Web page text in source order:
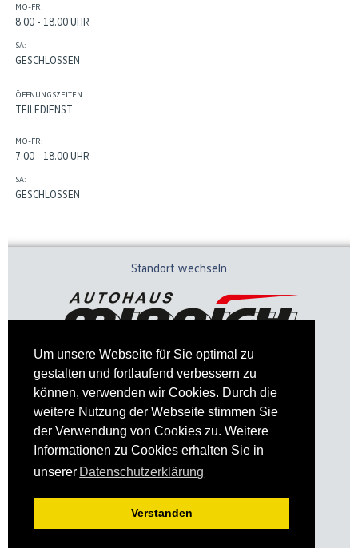
Um unsere Webseite für Sie optimal zu
gestalten und fortlaufend verbessern zu
können, verwenden wir Cookies. Durch die
weitere Nutzung der Webseite stimmen Sie
der Verwendung von Cookies zu. Weitere
Informationen zu Cookies erhalten Sie in
unserer Datenschutzerklärung
Verstanden
MO-FR:
8.00 - 18.00 UHR
SA:
GESCHLOSSEN
ÖFFNUNGSZEITEN
TEILEDIENST
MO-FR:
7.00 - 18.00 UHR
SA:
GESCHLOSSEN
Standort wechseln
Impressum Datenschutz